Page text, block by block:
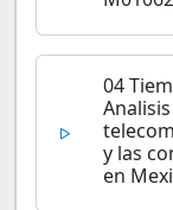
04
y las
en